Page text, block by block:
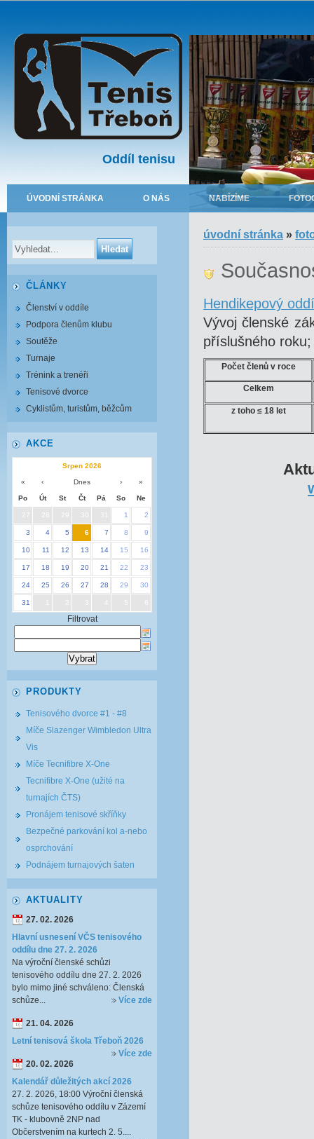
Oddíl tenisu
ÚVODNÍ STRÁNKA O NÁS NABÍZÍME
úvodní stránka »
Hendikepový
Vývoj členské
příslušného
Počet členů v roce
Celkem
z toho ≤ 18 let
ČLÁNKY
Členství v oddíle
Podpora členům klubu
Soutěže
Turnaje
Trénink a trenéři
Tenisové dvorce
Cyklistům, turistům, běžcům
AKCE
Srpen 2026
« ‹ Dnes › »
Po Út St Čt Pá So Ne
27 29 30 31 1 2
3 4 5 6 7 8 9
10 11 12 13 14 15 16
17 18 19 20 21 22 23
24 25 26 27 28 29 30
31 3 5
Filtrovat
PRODUKTY
Tenisového dvorce #1 - #8
Míče Slazenger Wimbledon Ultra
Vis
Míče Tecnifibre X-One
Tecnifibre X-One (užité na
turnajích ČTS)
Pronájem tenisové skříňky
Bezpečné parkování kol a-nebo
osprchování
Podnájem turnajových šaten
AKTUALITY
27. 02. 2026
Hlavní usnesení VČS tenisového
oddílu dne 27. 2. 2026
Na výroční členské schůzi
tenisového oddílu dne 27. 2. 2026
bylo mimo jiné schváleno: Členská
schůze...
Více zde
21. 04. 2026
Letní tenisová škola Třeboň 2026
Více zde
20. 02. 2026
Kalendář důležitých akcí 2026
27. 2. 2026, 18:00 Výroční členská
schůze tenisového oddílu v Zázemí
TK - klubovně 2NP nad
Občerstvením na kurtech 2. 5....